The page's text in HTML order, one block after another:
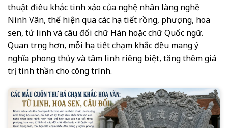
thuật điêu khắc tinh xảo của nghệ nhân làng nghề
Ninh Vân, thể hiện qua các họa tiết rồng, phượng, hoa
sen, tứ linh và câu đối chữ Hán hoặc chữ Quốc ngữ.
Quan trọng hơn, mỗi họa tiết chạm khắc đều mang ý
nghĩa phong thủy và tâm linh riêng biệt, tăng thêm giá
trị tinh thần cho công trình.